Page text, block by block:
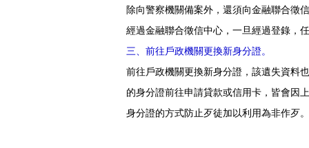
除向警察機關備案外，還須向金融聯合徵
經過金融聯合徵信中心，一旦經過登錄，
三、前往戶政機關更換新身分證。
前往戶政機關更換新身分證，該遺失資料
的身分證前往申請貸款或信用卡，皆會因
身分證的方式防止歹徒加以利用為非作歹。